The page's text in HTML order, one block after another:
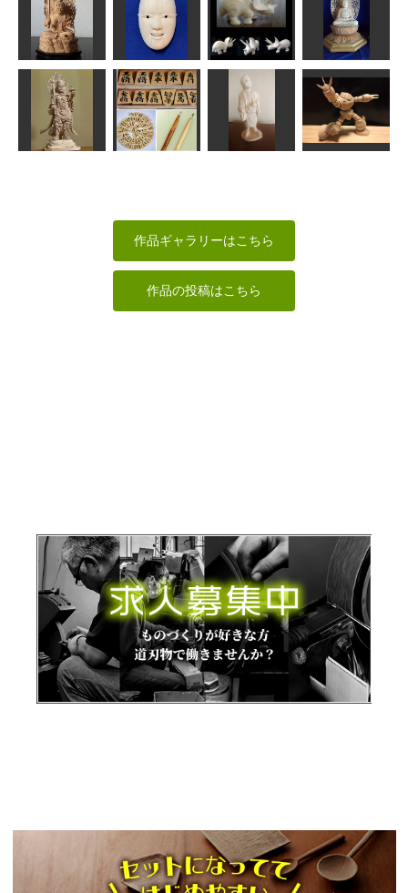
菩薩立像
かっちゃん
安底羅大将
みっちゃん
Day Dream
Bellever 彼…
のりお
瑠璃観音
みっちゃん
不動明王童子
坐像
茶々丸
70％小面
msuganuma
トリケラトプ
ス
ken
釈迦如来座像
ta-chann
将棋駒 芭蕉像
作品ギャラリーはこちら
作品の投稿はこちら